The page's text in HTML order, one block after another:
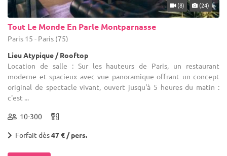
(8) (24)
Tout Le Monde En Parle Montparnasse
Paris 15 - Paris (75)
Lieu Atypique / Rooftop
Location de salle : Sur les hauteurs de Paris, un restaurant
moderne et spacieux avec vue panoramique offrant un concept
original de spectacle vivant, ouvert jusqu'à 5 heures du matin :
c'est ...
10-300
Forfait dès47 € / pers.